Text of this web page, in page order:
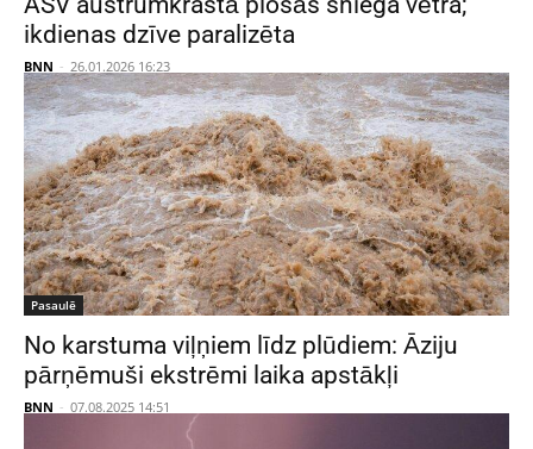
ikdienas dzīve paralizēta
BNN - 26.01.2026 16:23
Pasaulē
No karstuma viļņiem līdz plūdiem: Āziju
pārņēmuši ekstrēmi laika apstākļi
BNN - 07.08.2025 14:51